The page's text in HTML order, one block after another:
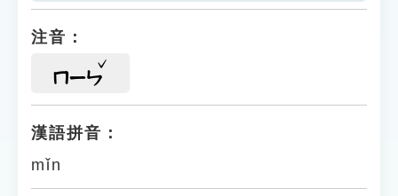
注音：
ㄇㄧㄣ
漢語拼音：
mǐn